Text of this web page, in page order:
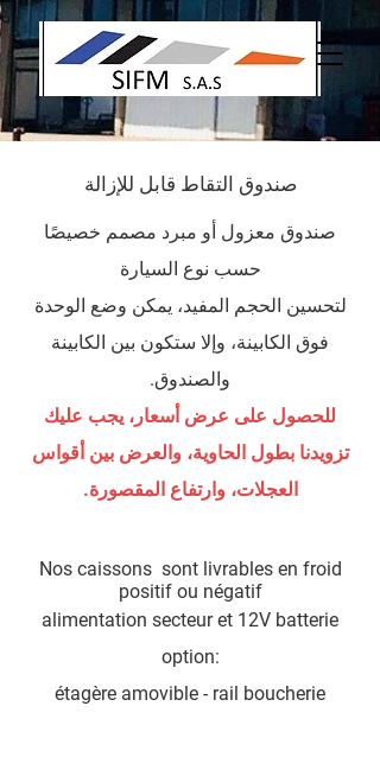
صندوق التقاط قابل للإزالة
صندوق معزول أو مبرد مصمم خصيصًا
حسب نوع السيارة
لتحسين الحجم المفيد، يمكن وضع الوحدة
فوق الكابينة، وإلا ستكون بين الكابينة
والصندوق.
للحصول على عرض أسعار، يجب عليك
تزويدنا بطول الحاوية، والعرض بين أقواس
العجلات، وارتفاع المقصورة.
Nos caissons sont livrables en froid
positif ou négatif
alimentation secteur et 12V batterie
option:
étagère amovible - rail boucherie